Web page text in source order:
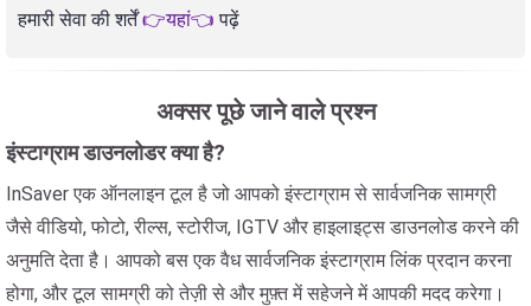
हमारी सेवा की शर्तें👉यहां👈 पढ़ें
अक्सर पूछे जाने वाले प्रश्न
इंस्टाग्राम डाउनलोडर क्या है?
InSaver एक ऑनलाइन टूल है जो आपको इंस्टाग्राम से सार्वजनिक सामग्री
जैसे वीडियो, फोटो, रील्स, स्टोरीज, IGTV और हाइलाइट्स डाउनलोड करने की
अनुमति देता है। आपको बस एक वैध सार्वजनिक इंस्टाग्राम लिंक प्रदान करना
होगा, और टूल सामग्री को तेज़ी से और मुफ़्त में सहेजने में आपकी मदद करेगा।